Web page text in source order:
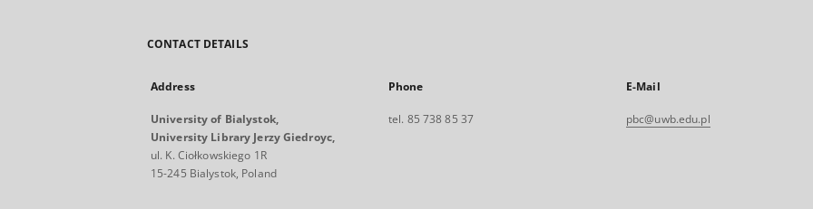
CONTACT DETAILS
Address
University of Bialystok,
University Library Jerzy Giedroyc,
ul. K. Ciołkowskiego 1R
15-245 Bialystok, Poland
Phone
tel. 85 738 85 37
E-Mail
pbc@uwb.edu.pl